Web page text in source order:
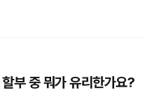
부 중 뭐가 유리한가요?